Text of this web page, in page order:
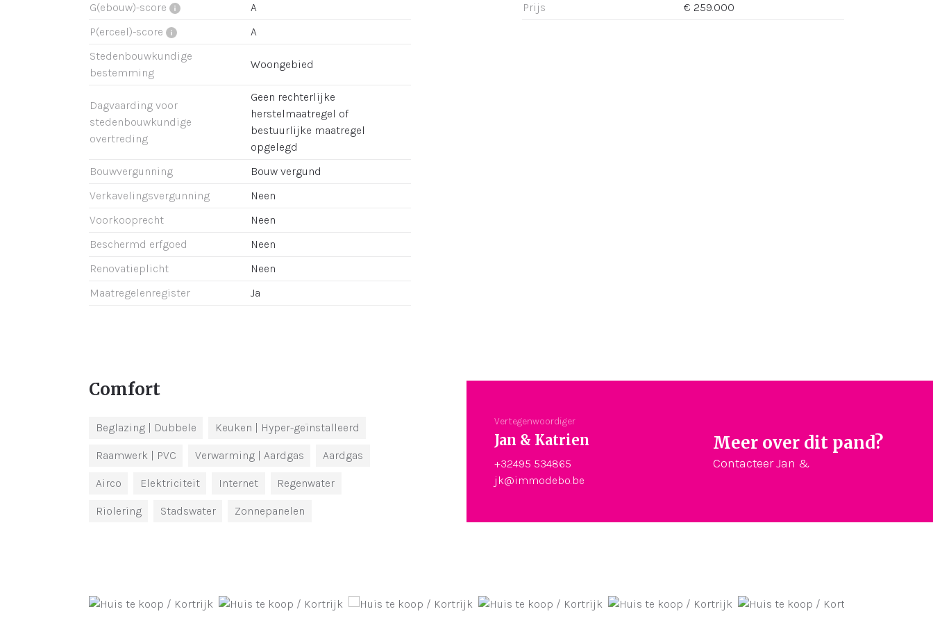
G(ebouw)-score
A
P(erceel)-score
A
Stedenbouwkundige
bestemming
Woongebied
Dagvaarding voor
stedenbouwkundige
overtreding
Geen rechterlijke
herstelmaatregel of
bestuurlijke maatregel
opgelegd
Bouwvergunning
Bouw vergund
Verkavelingsvergunning
Neen
Voorkooprecht
Neen
Beschermd erfgoed
Neen
Renovatieplicht
Neen
Maatregelenregister
Ja
Prijs € 259.000
Comfort
Beglazing | Dubbele Keuken | Hyper-geïnstalleerd
Raamwerk | PVC Verwarming | Aardgas Aardgas
Airco Elektriciteit Internet Regenwater
Riolering Stadswater Zonnepanelen
Vertegenwoordiger
Jan & Katrien
+32495 534865
jk@immodebo.be
Meer over dit pand?
Contacteer Jan &